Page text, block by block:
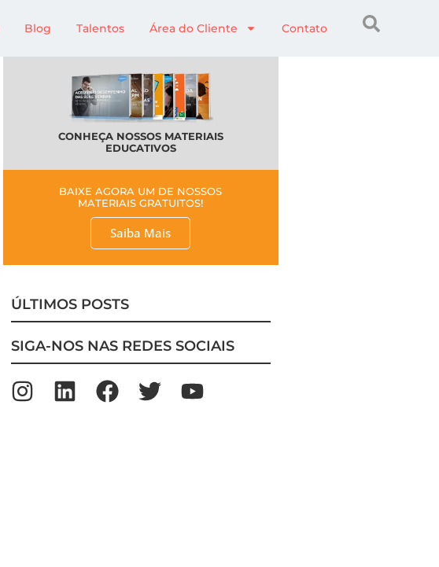
Blog Talentos Área do Cliente Contato
CONHEÇA NOSSOS MATERIAIS
EDUCATIVOS
BAIXE AGORA UM DE NOSSOS
MATERIAIS GRATUITOS!
Saiba Mais
ÚLTIMOS POSTS
SIGA-NOS NAS REDES SOCIAIS